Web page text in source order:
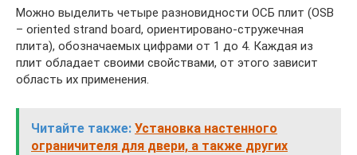
Можно выделить четыре разновидности ОСБ плит (OSB
– oriented strand board, ориентировано-стружечная
плита), обозначаемых цифрами от 1 до 4. Каждая из
плит обладает своими свойствами, от этого зависит
область их применения.
Читайте также: Установка настенного
ограничителя для двери, а также других